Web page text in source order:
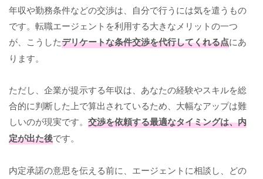
年収や勤務条件などの交渉は、自分で行うには気を遣うもの
です。転職エージェントを利用する大きなメリットの一つ
が、こうしたデリケートな条件交渉を代行してくれる点にあ
ります。
ただし、企業が提示する年収は、あなたの経験やスキルを総
合的に判断した上で算出されているため、大幅なアップは難
しいのが現実です。 交渉を依頼する最適なタイミングは、内
定が出た後です。
内定承諾の意思を伝える前に、エージェントに相談し、どの